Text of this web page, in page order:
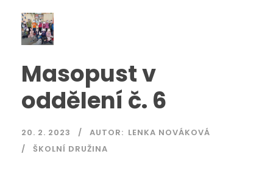
Masopust v
oddělení č. 6
20. 2. 2023 AUTOR: LENKA NOVÁKOVÁ
ŠKOLNÍ DRUŽINA